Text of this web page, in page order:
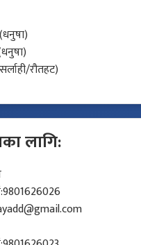
रौतहट)
लागि: